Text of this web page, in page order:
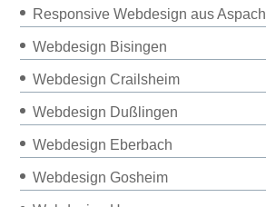
Responsive Webdesign aus Aspach
Webdesign Bisingen
Webdesign Crailsheim
Webdesign Dußlingen
Webdesign Eberbach
Webdesign Gosheim